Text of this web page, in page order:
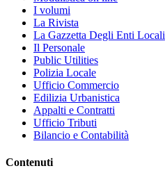
I volumi
La Rivista
La Gazzetta Degli Enti Locali
Il Personale
Public Utilities
Polizia Locale
Ufficio Commercio
Edilizia Urbanistica
Appalti e Contratti
Ufficio Tributi
Bilancio e Contabilità
Contenuti